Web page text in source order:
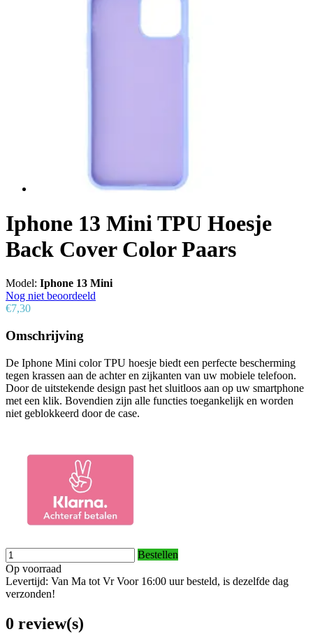
Iphone 13 Mini TPU Hoesje
Back Cover Color Paars
Model: Iphone 13 Mini
Nog niet beoordeeld
€7,30
Omschrijving
De Iphone Mini color TPU hoesje biedt een perfecte bescherming
tegen krassen aan de achter en zijkanten van uw mobiele telefoon.
Door de uitstekende design past het sluitloos aan op uw smartphone
met een klik. Bovendien zijn alle functies toegankelijk en worden
niet geblokkeerd door de case.
Bestellen
Op voorraad
Levertijd: Van Ma tot Vr Voor 16:00 uur besteld, is dezelfde dag
verzonden!
0 review(s)